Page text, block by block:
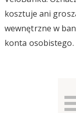
kosztuje ani
wewnętrzne w
konta osobistego.